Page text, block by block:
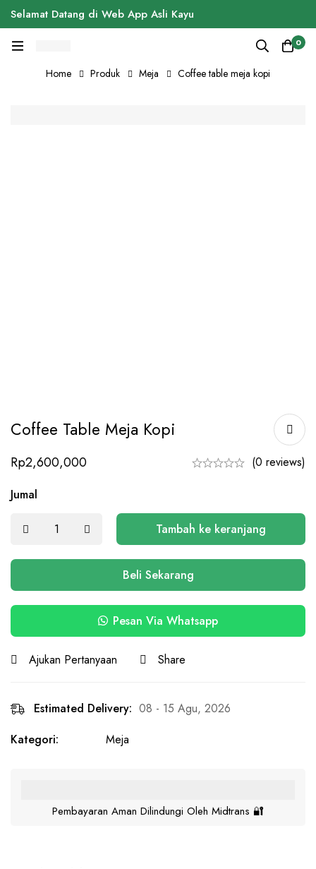
Selamat Datang di Web App Asli Kayu
0
Home Produk Meja Coffee table meja kopi
Coffee Table Meja Kopi
Rp2,600,000
(0 reviews)
Jumal
Tambah ke keranjang
Beli Sekarang
Pesan Via Whatsapp
Ajukan Pertanyaan Share
Estimated Delivery: 08 - 15 Agu, 2026
Kategori:
Meja
Pembayaran Aman Dilindungi Oleh Midtrans 🔐